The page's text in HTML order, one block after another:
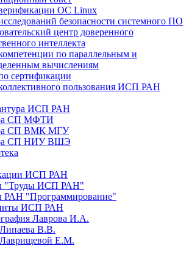
ОС Linux
безопасности системного ПО
центр доверенного
интеллекта
по параллельным и
вычислениям
сертификации
пользования ИСП РАН
ИСП РАН
СП МФТИ
СП ВМК МГУ
СП НИУ ВШЭ
ИСП РАН
"Труды ИСП РАН"
РАН "Программирование"
ИСП РАН
Лаврова И.А.
В.В.
Е.М.